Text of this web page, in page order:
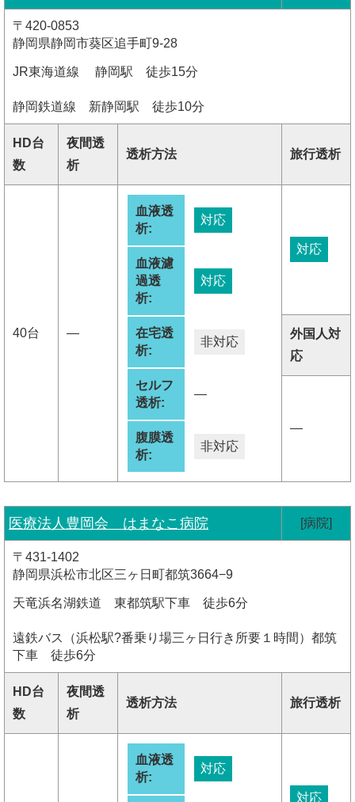
〒420-0853
静岡県静岡市葵区追手町9-28
JR東海道線 静岡駅 徒歩15分
静岡鉄道線 新静岡駅 徒歩10分
HD台
数
夜間透
析
透析方法 旅行透析
40台 ―
血液透
析:
対応
血液濾
過透
析:
対応
在宅透
析:
非対応
セルフ
透析:
―
腹膜透
析:
非対応
対応
外国人対
応
―
医療法人豊岡会 はまなこ病院 [病院]
〒431-1402
静岡県浜松市北区三ヶ日町都筑3664−9
天竜浜名湖鉄道 東都筑駅下車 徒歩6分
遠鉄バス（浜松駅?番乗り場三ヶ日行き所要１時間）都筑
下車 徒歩6分
HD台
数
夜間透
析
透析方法 旅行透析
血液透
析:
対応
対応